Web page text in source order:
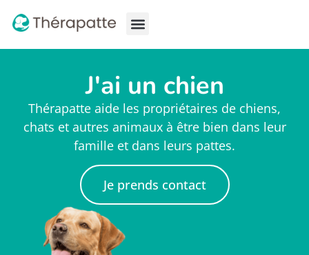
J'ai un chien
Thérapatte aide les propriétaires de chiens,
chats et autres animaux à être bien dans leur
famille et dans leurs pattes.
Je prends contact